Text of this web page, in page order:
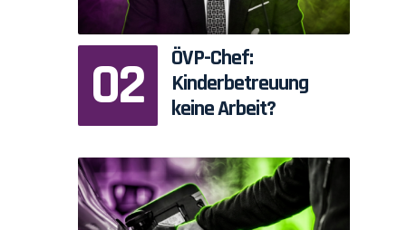
ÖVP-Chef:
Kinderbetreuung
keine Arbeit?